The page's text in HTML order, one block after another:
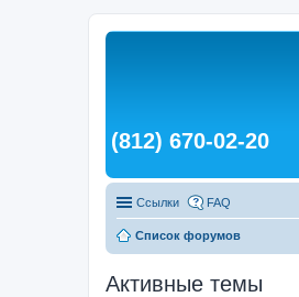
(812) 670-02-20
Ссылки FAQ
Список форумов
Активные темы